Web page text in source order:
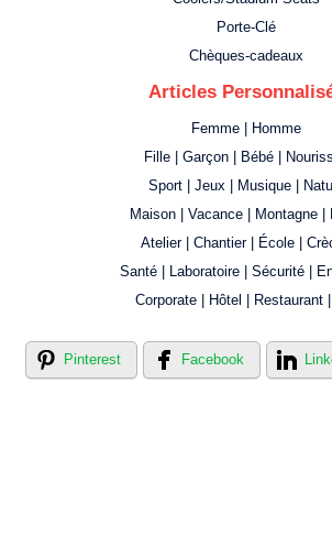
Porte-Clé
Chèques-cadeaux
Articles
Femme | Homme
Fille | Garçon | Bébé |
Sport | Jeux | Musique |
Maison | Vacance | Montagne |
Atelier | Chantier | École |
Santé | Laboratoire | Sécurité |
Corporate | Hôtel | Restaurant
Pinterest Facebook